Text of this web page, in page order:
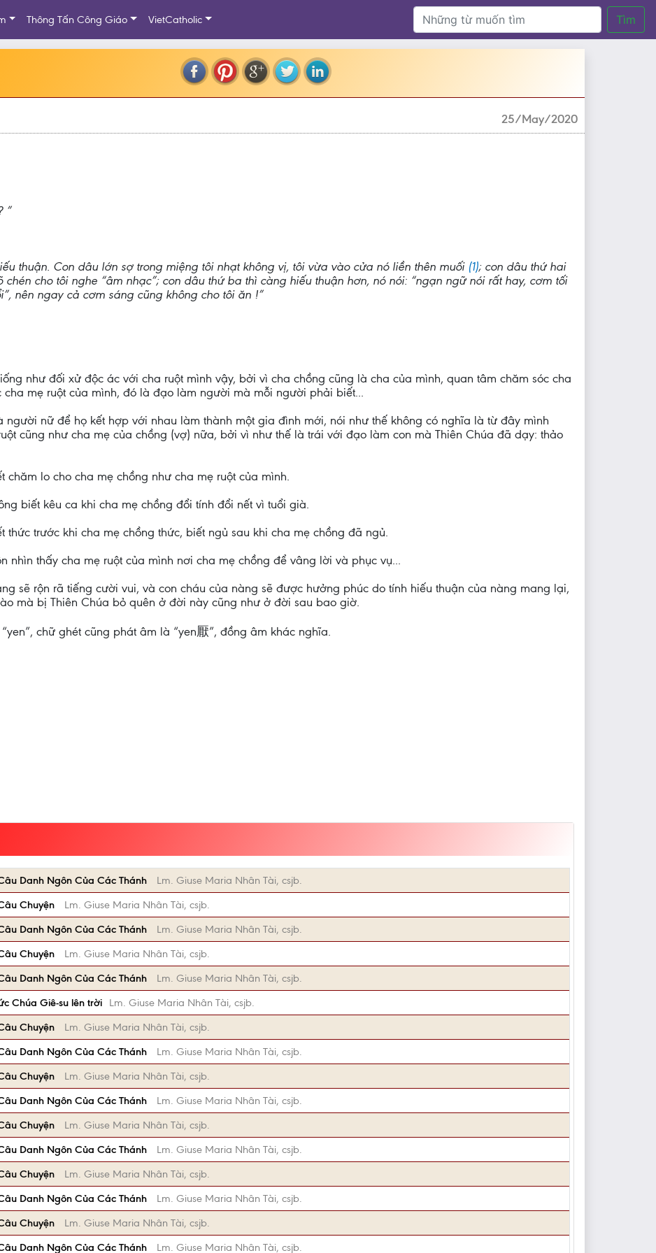
Thông Tấn Công Giáo VietCatholic Tìm
25/May/2020
”
thuận. Con dâu lớn sợ trong miệng tôi nhạt không vị, tôi vừa vào cửa nó liền thên muối (1); con dâu thứ hai
cho tôi nghe “âm nhạc”; con dâu thứ ba thì càng hiếu thuận hơn, nó nói: “ngạn ngữ nói rất hay, cơm tối
nên ngay cả cơm sáng cũng không cho tôi ăn !”
như đối xử độc ác với cha ruột mình vậy, bởi vì cha chồng cũng là cha của mình, quan tâm chăm sóc cha
mẹ ruột của mình, đó là đạo làm người mà mỗi người phải biết...
nữ để họ kết hợp với nhau làm thành một gia đình mới, nói như thế không có nghĩa là từ đây mình
cũng như cha mẹ của chồng (vợ) nữa, bởi vì như thế là trái với đạo làm con mà Thiên Chúa đã dạy: thảo
lo cho cha mẹ chồng như cha mẹ ruột của mình.
biết kêu ca khi cha mẹ chồng đổi tính đổi nết vì tuổi già.
trước khi cha mẹ chồng thức, biết ngủ sau khi cha mẹ chồng đã ngủ.
nhìn thấy cha mẹ ruột của mình nơi cha mẹ chồng để vâng lời và phục vụ...
sẽ rộn rã tiếng cười vui, và con cháu của nàng sẽ được hưởng phúc do tính hiếu thuận của nàng mang lại,
mà bị Thiên Chúa bỏ quên ở đời này cũng như ở đời sau bao giờ.
chữ ghét cũng phát âm là “yen厭”, đồng âm khác nghĩa.
Danh Ngôn Của Các Thánh
Lm. Giuse Maria Nhân Tài, csjb.
Chuyện
Lm. Giuse Maria Nhân Tài, csjb.
Danh Ngôn Của Các Thánh
Lm. Giuse Maria Nhân Tài, csjb.
Chuyện
Lm. Giuse Maria Nhân Tài, csjb.
Danh Ngôn Của Các Thánh
Lm. Giuse Maria Nhân Tài, csjb.
Chúa Giê-su lên trời
Lm. Giuse Maria Nhân Tài, csjb.
Chuyện
Lm. Giuse Maria Nhân Tài, csjb.
Danh Ngôn Của Các Thánh
Lm. Giuse Maria Nhân Tài, csjb.
Chuyện
Lm. Giuse Maria Nhân Tài, csjb.
Danh Ngôn Của Các Thánh
Lm. Giuse Maria Nhân Tài, csjb.
Chuyện
Lm. Giuse Maria Nhân Tài, csjb.
Danh Ngôn Của Các Thánh
Lm. Giuse Maria Nhân Tài, csjb.
Chuyện
Lm. Giuse Maria Nhân Tài, csjb.
Danh Ngôn Của Các Thánh
Lm. Giuse Maria Nhân Tài, csjb.
Chuyện
Lm. Giuse Maria Nhân Tài, csjb.
Danh Ngôn Của Các Thánh Lm. Giuse Maria Nhân Tài, csjb.